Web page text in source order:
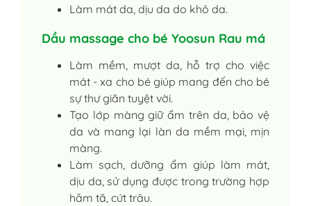
Làm mát da, dịu da do khô da.
Dầu massage cho bé Yoosun Rau má
Làm mềm, mượt da, hỗ trợ cho việc
mát - xa cho bé giúp mang đến cho bé
sự thư giãn tuyệt vời.
Tạo lớp màng giữ ẩm trên da, bảo vệ
da và mang lại làn da mềm mại, mịn
màng.
Làm sạch, dưỡng ẩm giúp làm mát,
dịu da, sử dụng được trong trường hợp
hăm tã, cứt trâu.